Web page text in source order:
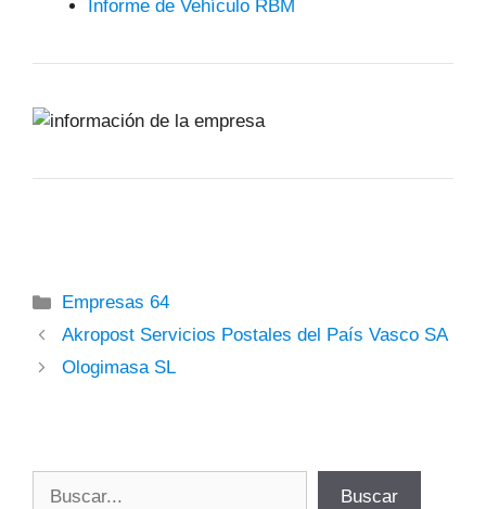
Informe de Vehículo RBM
Categorías
Empresas 64
Akropost Servicios Postales del País Vasco SA
Ologimasa SL
Buscar